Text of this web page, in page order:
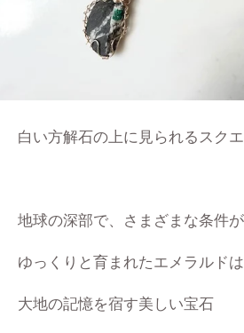
白い方解石の上に見られるスク
地球の深部で、さまざまな条件
ゆっくりと育まれたエメラルドは
大地の記憶を宿す美しい宝石